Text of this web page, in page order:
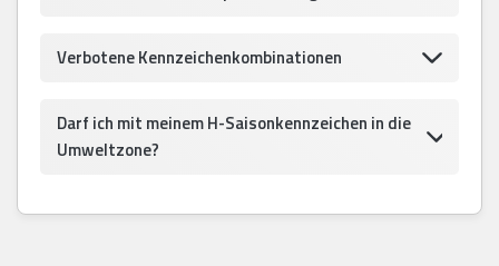
Verbotene Kennzeichenkombinationen
Darf ich mit meinem H-Saisonkennzeichen in die
Umweltzone?